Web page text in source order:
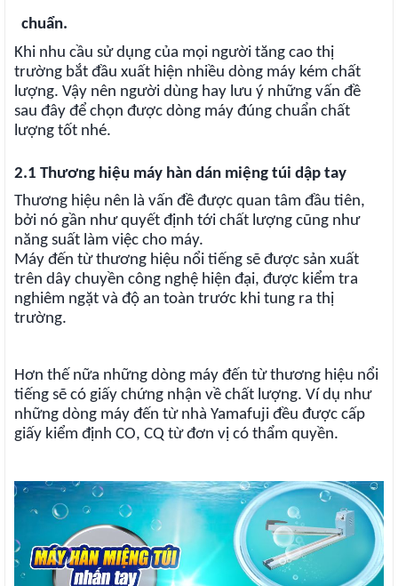
chuẩn.
Khi nhu cầu sử dụng của mọi người tăng cao thị
trường bắt đầu xuất hiện nhiều dòng máy kém chất
lượng. Vậy nên người dùng hay lưu ý những vấn đề
sau đây để chọn được dòng máy đúng chuẩn chất
lượng tốt nhé.
2.1 Thương hiệu máy hàn dán miệng túi dập tay
Thương hiệu nên là vấn đề được quan tâm đầu tiên,
bởi nó gần như quyết định tới chất lượng cũng như
năng suất làm việc cho máy.
Máy đến từ thương hiệu nổi tiếng sẽ được sản xuất
trên dây chuyền công nghệ hiện đại, được kiểm tra
nghiêm ngặt và độ an toàn trước khi tung ra thị
trường.
Hơn thế nữa những dòng máy đến từ thương hiệu nổi
tiếng sẽ có giấy chứng nhận về chất lượng. Ví dụ như
những dòng máy đến từ nhà Yamafuji đều được cấp
giấy kiểm định CO, CQ từ đơn vị có thẩm quyền.